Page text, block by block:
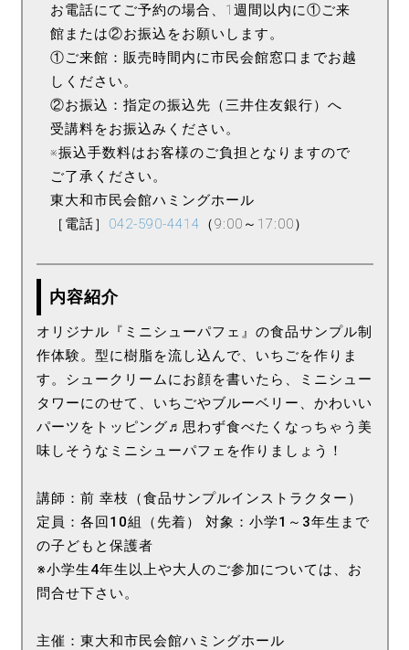
お電話にてご予約の場合、1週間以内に①ご来
館または②お振込をお願いします。
①ご来館：販売時間内に市民会館窓口までお越
しください。
②お振込：指定の振込先（三井住友銀行）へ
受講料をお振込みください。
※振込手数料はお客様のご負担となりますので
ご了承ください。
東大和市民会館ハミングホール
［電話］ 042-590-4414 （9:00～17:00）
内容紹介
オリジナル『ミニシューパフェ』の食品サンプル制
作体験。型に樹脂を流し込んで、いちごを作りま
す。シュークリームにお顔を書いたら、ミニシュー
タワーにのせて、いちごやブルーベリー、かわいい
パーツをトッピング♬思わず食べたくなっちゃう美
味しそうなミニシューパフェを作りましょう！
講師：前 幸枝（食品サンプルインストラクター）
定員：各回10組（先着） 対象：小学1～3年生まで
の子どもと保護者
※小学生4年生以上や大人のご参加については、お
問合せ下さい。
主催：東大和市民会館ハミングホール